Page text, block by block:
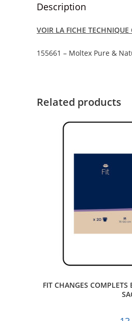
Description
VOIR LA FICHE TECHNIQUE
155661 – Moltex Pure &
Related products
FIT CHANGES